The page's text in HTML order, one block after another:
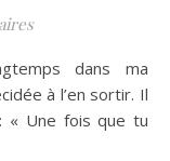
à l’en sortir. Il
« Une fois que tu